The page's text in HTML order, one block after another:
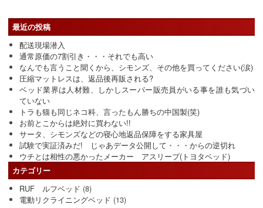
最近の投稿
配送現場潜入
通常原価の7割引き・・・それでも高い
なんでも言うこと聞くから、シモンズ、その他を買ってください(涙)
圧縮マットレスは、返品後再販される?
ベッド業界は人材難、しかしスーパー販売員がいる事を誰も気づい
ていない
トラも猫も同じネコ科、言ったもん勝ちの中国製(笑)
お前とこからは絶対に買わない!!
サータ、シモンズなどの寝心地返品保障をする家具屋
試験で実証済みだ! じゃあデータ公開して・・・からの逆切れ
ウチとは相性の悪かったメーカー アスリープ(トヨタベッド)
カテゴリー
RUF ルフベッド (8)
電動リクライニングベッド (13)